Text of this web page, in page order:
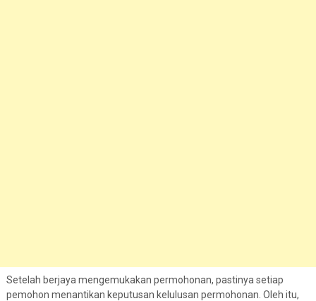
Setelah berjaya mengemukakan permohonan, pastinya setiap
pemohon menantikan keputusan kelulusan permohonan. Oleh itu,